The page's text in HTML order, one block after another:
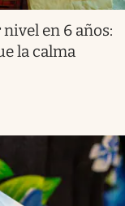
en 6 años:
la calma